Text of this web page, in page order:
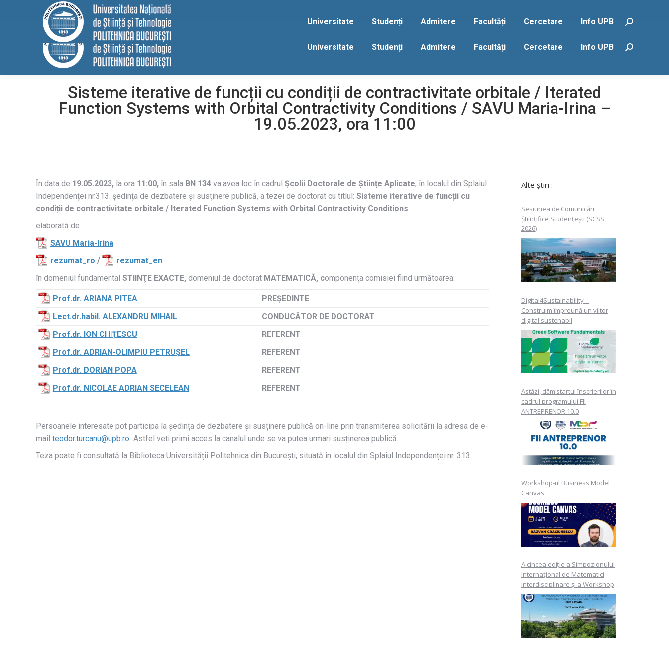
EELISA HRS4R Internațional ALUMNI
opensopens
Instagram
page
opens
YouTube
opens
Universitate Studenți Admitere Facultăți Cercetare Info UPB Search:
Sisteme iterative de funcții cu condiții de contractivitate orbitale / Iterated
Function Systems with Orbital Contractivity Conditions / SAVU Maria-Irina –
19.05.2023, ora 11:00
În data de 19.05.2023, la ora 11:00, în sala BN 134 va avea loc în cadrul Școlii Doctorale de Științe Aplicate, în localul din Splaiul
Independenței nr.313. ședința de dezbatere și susţinere publică, a tezei de doctorat cu titlul: Sisteme iterative de funcții cu
condiții de contractivitate orbitale / Iterated Function Systems with Orbital Contractivity Conditions
elaborată de
SAVU Maria-Irina
rezumat_ro /
rezumat_en
în domeniul fundamental STIINŢE EXACTE, domeniul de doctorat MATEMATICĂ, componenţa comisiei fiind următoarea:
Prof.dr. ARIANAPITEA
PREŞEDINTE
Lect.dr.habil. ALEXANDRU MIHAIL
CONDUCĂTOR DE DOCTORAT
Prof.dr. ION CHIȚESCU
REFERENT
Prof.dr. ADRIAN-OLIMPIU PETRUȘEL
REFERENT
Prof.dr. DORIAN POPA
REFERENT
Prof.dr. NICOLAE ADRIAN SECELEAN
REFERENT
Persoanele interesate pot participa la ședința de dezbatere și susținere publică on-line prin transmiterea solicitării la adresa de e-
mail teodor.turcanu@upb.ro Astfel veti primi acces la canalul unde se va putea urmari susținerea publică.
Teza poate fi consultată la Biblioteca Universității Politehnica din București, situată în localul din Splaiul Independenței nr. 313.
Alte știri :
Sesiunea de Comunicări
Științifice Studențești (SCSS
2026)
Digital4Sustainability –
Construim împreună un viitor
digital sustenabil
Astăzi, dăm startul înscrierilor în
cadrul programului FII
ANTREPRENOR 10.0
Workshop-ul Business Model
Canvas
A cincea ediție a Simpozionului
Internațional de Matematici
Interdisciplinare și a Workshop-
ului Internațional de Matematici
Interdisciplinare pentru studenți
ISIM & ISWIM
Universitate Studenți Admitere Facultăți Cercetare Info UPB Search: